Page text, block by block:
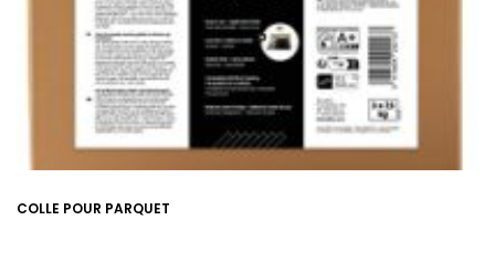
COLLE POUR PARQUET